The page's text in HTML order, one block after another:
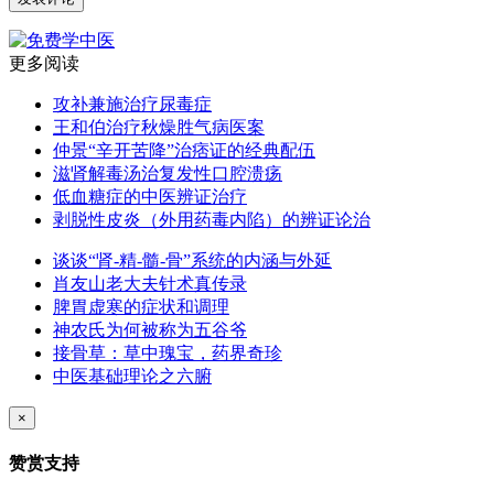
更多阅读
攻补兼施治疗尿毒症
王和伯治疗秋燥胜气病医案
仲景“辛开苦降”治痞证的经典配伍
滋肾解毒汤治复发性口腔溃疡
低血糖症的中医辨证治疗
剥脱性皮炎（外用药毒内陷）的辨证论治
谈谈“肾-精-髓-骨”系统的内涵与外延
肖友山老大夫针术真传录
脾胃虚寒的症状和调理
神农氏为何被称为五谷爷
接骨草：草中瑰宝，药界奇珍
中医基础理论之六腑
×
赞赏支持